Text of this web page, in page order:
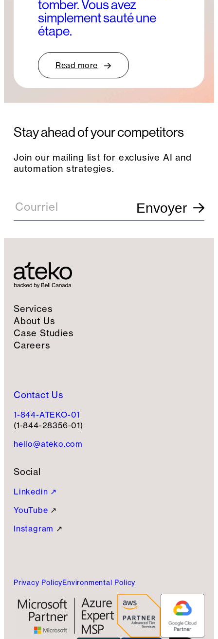
tomber. Vous avez
simplement sauté une
étape.
Read more
Stay ahead of your competitors
Join our mailing list for exclusive AI and
automation strategies.
a
i
S
n
u
Courriel Envoyer
Services
About Us
Case Studies
Careers
Contact Us
1-844-ATEKO-01
(1-844-28356-01)
hello@ateko.com
Social
Linkedin ↗
YouTube ↗
Instagram ↗
Privacy PolicyEnvironmental Policy